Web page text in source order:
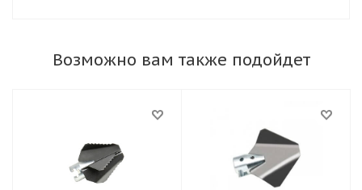
Возможно вам также подойдет